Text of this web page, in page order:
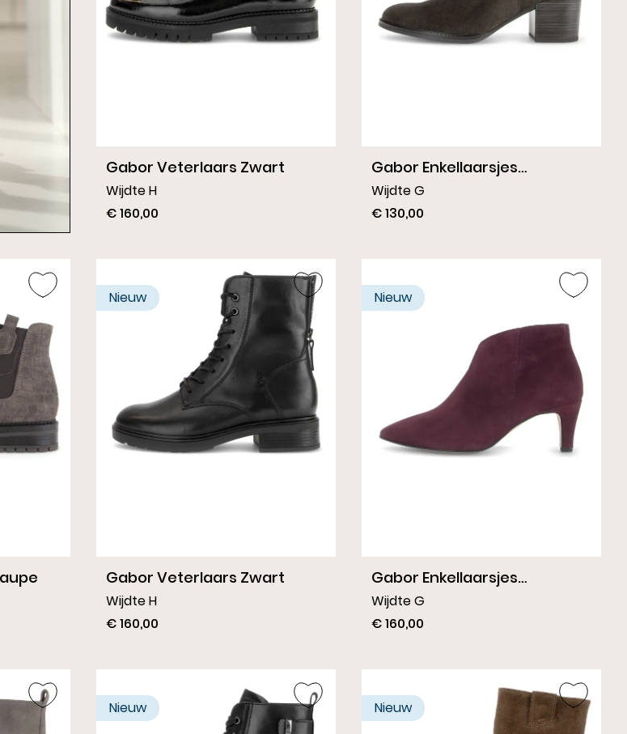
Gabor Veterlaars Zwart
Wijdte H
€ 160,00
Gabor Enkellaarsjes
Donkerbruin
Wijdte G
€ 130,00
Nieuw
Gabor Veterlaars Zwart
Wijdte H
€ 160,00
Nieuw
Gabor Enkellaarsjes
Bordeaux
Wijdte G
€ 160,00
Nieuw Nieuw